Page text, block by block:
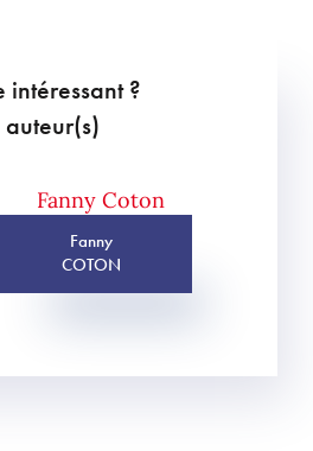
?
Fanny
COTON